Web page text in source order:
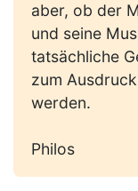
aber, ob der
und seine
tatsächliche
zum
werden.
Philos